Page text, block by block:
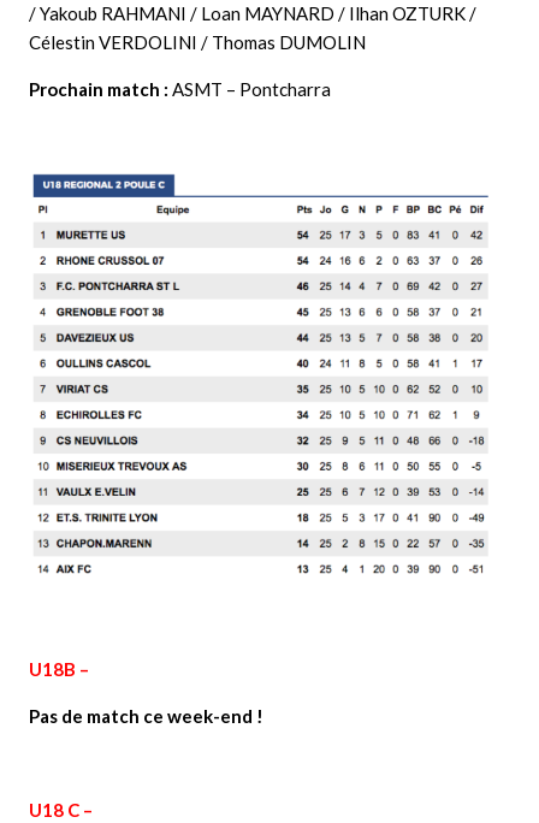
/ Yakoub RAHMANI / Loan MAYNARD / Ilhan OZTURK /
Célestin VERDOLINI / Thomas DUMOLIN
Prochain match : ASMT – Pontcharra
U18B –
Pas de match ce week-end !
U18 C –